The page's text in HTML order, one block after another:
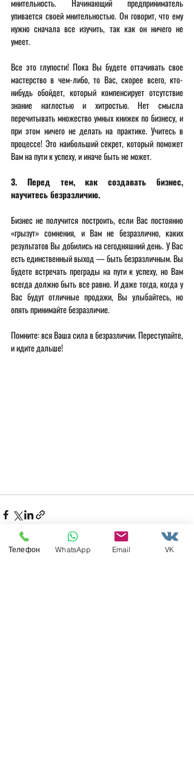
мнительность. Начинающий предприниматель
упивается своей мнительностью. Он говорит, что ему
нужно сначала все изучить, так как он ничего не
умеет.
Все это глупости! Пока Вы будете оттачивать свое
мастерство в чем-либо, то Вас, скорее всего, кто-
нибудь обойдет, который компенсирует отсутствие
знание наглостью и хитростью. Нет смысла
перечитывать множество умных книжек по бизнесу, и
при этом ничего не делать на практике. Учитесь в
процессе! Это наибольший секрет, который поможет
Вам на пути к успеху, и иначе быть не может.
3. Перед тем, как создавать бизнес,
научитесь безразличию.
Бизнес не получится построить, если Вас постоянно
«грызут» сомнения, и Вам не безразлично, каких
результатов Вы добились на сегодняшний день. У Вас
есть единственный выход — быть безразличным. Вы
будете встречать преграды на пути к успеху, но Вам
всегда должно быть все равно. И даже тогда, когда у
Вас будут отличные продажи, Вы улыбайтесь, но
опять принимайте безразличие.
Помните: вся Ваша сила в безразличии. Переступайте,
и идите дальше!
Телефон WhatsApp Email VK